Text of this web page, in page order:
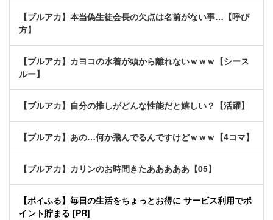
【ブルアカ】本当偽生徒会長の欠点は名前がない事…【呼び
方】
【ブルアカ】カヨコの水着が頭から離れないｗｗｗ【シース
ルー】
【ブルアカ】自分の推しがどんな性能だと嬉しい？【活躍】
【ブルアカ】あの…何か飛んでるんですけどｗｗｗ【4コマ】
【ブルアカ】カリンのお時間きたあああああ【05】
【ポイふる】毎日の生活をちょっとお得に サービス利用でポ
イント貯まる [PR]